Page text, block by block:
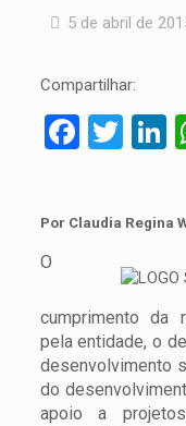
5 de abril de
Compartilhar:
Por Claudia Regina
O
cumprimento da
pela entidade, o
desenvolvimento
do
apoio a